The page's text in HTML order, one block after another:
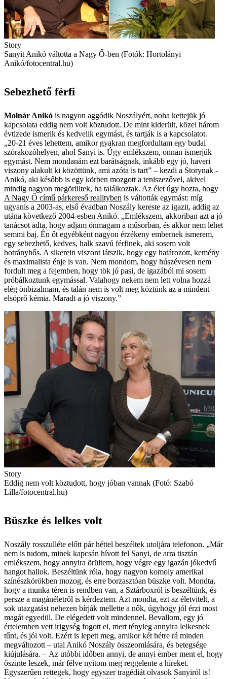
Story
Sanyit Anikó ­váltotta a Nagy Ő-ben (Fotók: Hortolányi
Anikó/fotocentral.hu)
Sebezhető férfi
Molnár Anikó is nagyon aggódik Noszályért, noha kettejük jó
kapcsolata eddig nem volt köztudott. De mint kiderült, közel három
évtizede ismerik és kedvelik egymást, és tartják is a kapcsolatot.
„20-21 éves lehettem, amikor gyakran megfordultam egy budai
szórakozóhelyen, ahol ­Sanyi is. Úgy emlékszem, onnan ismerjük
egymást. Nem mondanám ezt barátságnak, inkább egy jó, haveri
viszony alakult ki közöttünk, ami azóta is tart” – kezdi a Storynak ­
Anikó, aki később is egy körben mozgott a teniszezővel, akivel
mindig nagyon megörültek, ha találkoztak. Az élet úgy hozta, hogy
A Nagy Ő című párkereső realityben is váltották egymást: míg
ugyanis a 2003-as, első évadban Noszály kereste az igazit, addig az
utána következő 2004-esben Anikó. „Emlékszem, akkoriban azt a jó
tanácsot adta, hogy adjam önmagam a műsorban, és akkor nem lehet
semmi baj. Én őt egyébként nagyon érzékeny embernek ismerem,
egy sebezhető, kedves, halk szavú férfinek, aki sosem volt
botrányhős. A sikerein viszont látszik, hogy egy határozott, kemény
és maximalista énje is van. Nem mondom, hogy húszévesen nem
fordult meg a fejemben, hogy tök jó pasi, de igazából mi sosem
próbálkoztunk egymással. ­Valahogy nekem nem lett volna hozzá
elég önbizalmam, és talán nem is volt meg köztünk az a mindent
elsöprő kémia. Maradt a jó viszony.”
Story
Eddig nem volt köztudott, hogy jóban vannak (Fotó: Szabó
Lilla/fotocentral.hu)
Büszke és lelkes volt
Noszály rosszulléte előtt pár héttel beszéltek utoljára telefonon. „Már
nem is tudom, minek kapcsán hívott fel ­Sanyi, de arra tisztán
emlékszem, hogy annyira örültem, hogy végre egy igazán jókedvű
hangot hallok. Beszéltünk róla, hogy nagyon komoly amerikai
színészkörökben mozog, és erre borzasztóan büszke volt. Mondta,
hogy a munka téren is rendben van, a Sztárboxról is beszéltünk, és
persze a magánéletről is kérdeztem. Azt mondta, ezt az életvitelt, a
sok utazgatást nehezen bírják mellette a nők, úgyhogy jól érzi most
magát egyedül. De elégedett volt mindennel. Bevallom, egy jó
értelemben vett irigység fogott el, mert tényleg annyira lelkesnek
tűnt, és jól volt. Ezért is lepett meg, amikor két hétre rá minden
megváltozott – utal Anikó ­Noszály összeomlására, és betegsége
kiújulására. – Az utóbbi időben annyi, de annyi ember ment el, hogy
őszinte leszek, már félve nyitom meg reggelente a híreket.
Egyszerűen rettegek, hogy egyszer tragédiát olvasok Sanyiról is!